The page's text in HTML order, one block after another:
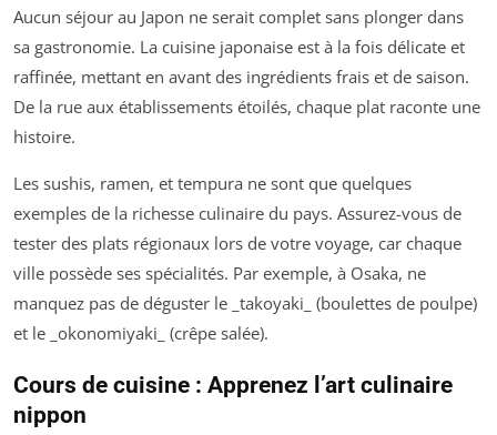
Aucun séjour au Japon ne serait complet sans plonger dans
sa gastronomie. La cuisine japonaise est à la fois délicate et
raffinée, mettant en avant des ingrédients frais et de saison.
De la rue aux établissements étoilés, chaque plat raconte une
histoire.
Les sushis, ramen, et tempura ne sont que quelques
exemples de la richesse culinaire du pays. Assurez-vous de
tester des plats régionaux lors de votre voyage, car chaque
ville possède ses spécialités. Par exemple, à Osaka, ne
manquez pas de déguster le _takoyaki_ (boulettes de poulpe)
et le _okonomiyaki_ (crêpe salée).
Cours de cuisine : Apprenez l’art culinaire
nippon